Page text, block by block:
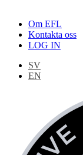
Om EFL
Kontakta oss
LOG IN
SV
EN